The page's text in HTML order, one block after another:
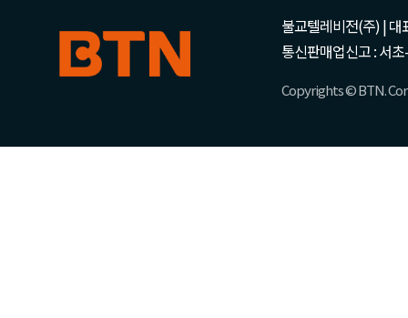
불교텔레비전(주) | 대
통신판매업신고 : 서
Copyrights © BTN.